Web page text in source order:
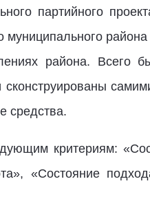
партийного
муниципального
района. Всего
средства.
критериям:
«Состояние